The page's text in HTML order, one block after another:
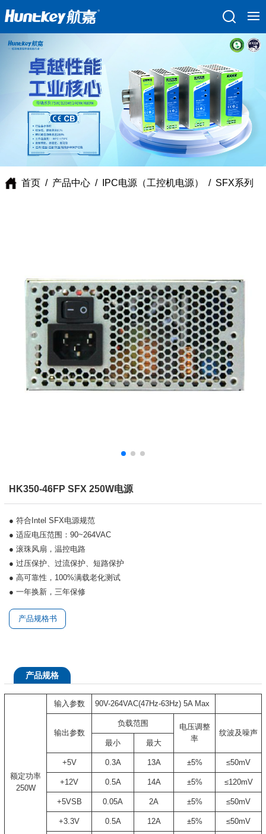
首页 / 产品中心 / IPC电源（工控机电源） / SFX系列
HK350-46FP SFX 250W电源
● 符合Intel SFX电源规范
● 适应电压范围：90~264VAC
● 滚珠风扇，温控电路
● 过压保护、过流保护、短路保护
● 高可靠性，100%满载老化测试
● 一年换新，三年保修
产品规格书
产品规格
额定功率
250W
输入参数 90V-264VAC(47Hz-63Hz) 5A Max
输出参数
负载范围
电压调整
率
纹波及噪声
最小
最大
+5V 0.3A 13A ±5% ≤50mV
+12V 0.5A 14A ±5% ≤120mV
+5VSB 0.05A 2A ±5% ≤50mV
+3.3V 0.5A 12A ±5% ≤50mV